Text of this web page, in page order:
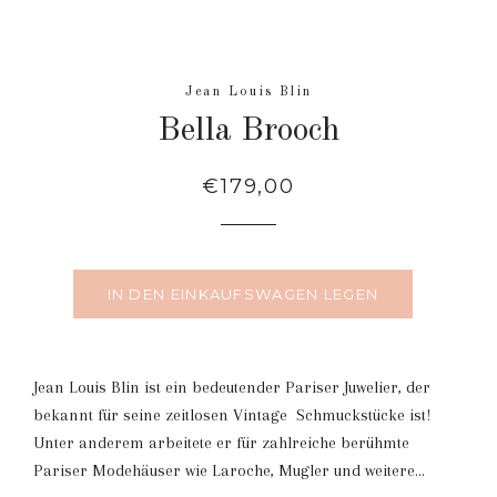
Jean Louis Blin
Bella Brooch
Normaler
€179,00
IN DEN EINKAUFSWAGEN LEGEN
Jean Louis Blin ist ein bedeutender Pariser Juwelier, der
bekannt für seine zeitlosen Vintage Schmuckstücke ist!
Unter anderem arbeitete er für zahlreiche berühmte
Pariser Modehäuser wie Laroche, Mugler und weitere...